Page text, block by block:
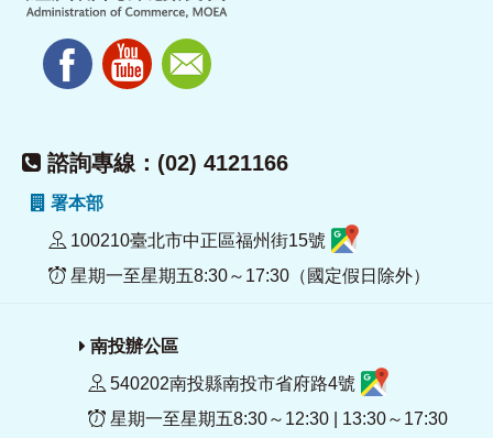
諮詢專線：(02) 4121166
署本部
100210臺北市中正區福州街15號
星期一至星期五8:30～17:30（國定假日除外）
南投辦公區
540202南投縣南投市省府路4號
星期一至星期五8:30～12:30 | 13:30～17:30